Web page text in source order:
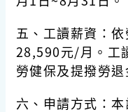
五、工讀薪資：
28,590元/月。工
勞健保及提撥勞退
六、申請方式：